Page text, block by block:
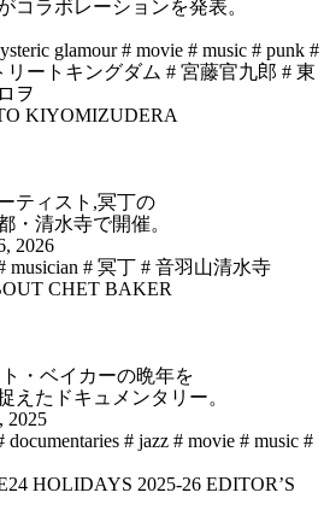
コラボレーションを発表。
glamour # movie # music # punk #
リートキングダム # 宮藤官九郎 # 東
ヲ
ティスト,冥丁の
・清水寺で開催。
2026
musician # 冥丁 # 音羽山清水寺
・ベイカーの晩年を
えたドキュメンタリー。
2025
documentaries # jazz # movie # music #